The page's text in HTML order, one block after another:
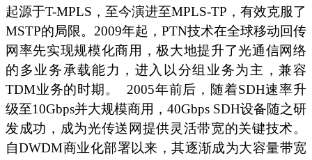
起源于T-MPLS，至今演进至MPLS-TP，有效克服了
MSTP的局限。2009年起，PTN技术在全球移动回传
网率先实现规模化商用，极大地提升了光通信网络
的多业务承载能力，进入以分组业务为主，兼容
TDM业务的时期。
2005年前后，随着SDH速率升
级至10Gbps并大规模商用，40Gbps SDH设备随之研
发成功，成为光传送网提供灵活带宽的关键技术。
自DWDM商业化部署以来，其逐渐成为大容量带宽